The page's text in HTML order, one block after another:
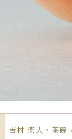
吉村 楽入・茶碗